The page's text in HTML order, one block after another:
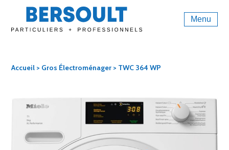
Menu
Accueil > Gros Électroménager > TWC 364 WP